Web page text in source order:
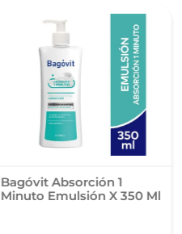
Bagóvit Absorción 1
Minuto Emulsión X 350 Ml